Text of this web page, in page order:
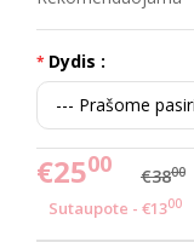
Dydis :
€2500 €3800
Sutaupote - €1300